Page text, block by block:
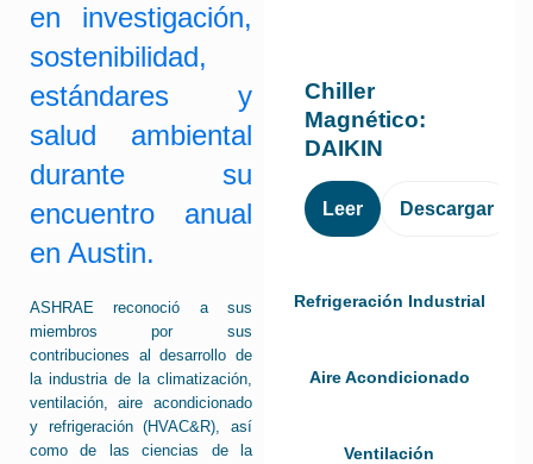
en investigación,
sostenibilidad,
estándares y
salud ambiental
durante su
encuentro anual
en Austin.
ASHRAE reconoció a sus
miembros por sus
contribuciones al desarrollo de
la industria de la climatización,
ventilación, aire acondicionado
y refrigeración (HVAC&R), así
como de las ciencias de la
Chiller
Magnético:
DAIKIN
Leer Descargar
Refrigeración Industrial
Aire Acondicionado
Ventilación